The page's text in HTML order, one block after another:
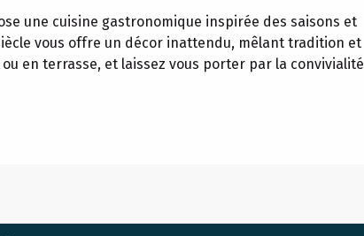
une cuisine gastronomique inspirée des saisons et
vous offre un décor inattendu, mêlant tradition et
en terrasse, et laissez vous porter par la convivialité